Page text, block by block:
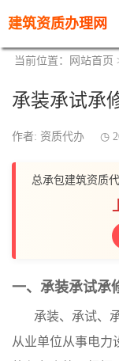
建筑资质办理网
当前位置： 网站首页
承装承试承
作者: 资质代办
总承包建筑资质
一、承装承试承
承装、承试、
从业单位从事电力